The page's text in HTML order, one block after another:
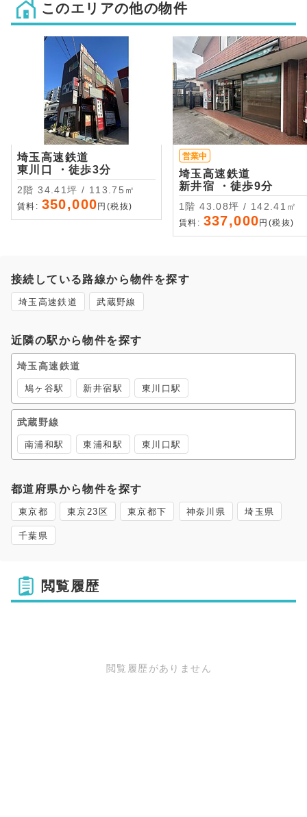
このエリアの他の物件
埼玉高速鉄道
東川口 ・徒歩3分
2階 34.41坪 / 113.75㎡
賃料: 350,000 円(税抜)
営業中
埼玉高速鉄道
新井宿 ・徒歩9分
1階 43.08坪 / 142.41㎡
賃料: 337,000 円(税抜)
接続している路線から物件を探す
埼玉高速鉄道 武蔵野線
近隣の駅から物件を探す
埼玉高速鉄道
鳩ヶ谷駅 新井宿駅 東川口駅
武蔵野線
南浦和駅 東浦和駅 東川口駅
都道府県から物件を探す
東京都 東京23区 東京都下 神奈川県 埼玉県
千葉県
閲覧履歴
閲覧履歴がありません